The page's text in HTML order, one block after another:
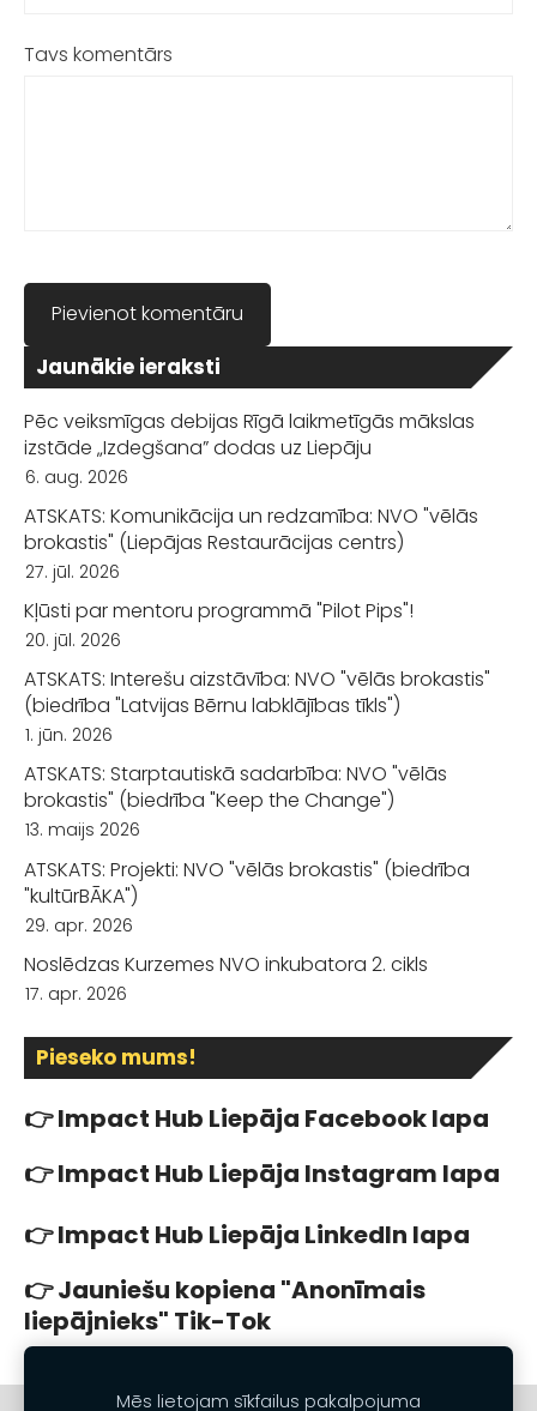
Jaunākie ieraksti
Pēc veiksmīgas debijas Rīgā laikmetīgās mākslas
izstāde „Izdegšana” dodas uz Liepāju
6. aug. 2026
ATSKATS: Komunikācija un redzamība: NVO "vēlās
brokastis" (Liepājas Restaurācijas centrs)
27. jūl. 2026
Kļūsti par mentoru programmā "Pilot Pips"!
20. jūl. 2026
ATSKATS: Interešu aizstāvība: NVO "vēlās brokastis"
(biedrība "Latvijas Bērnu labklājības tīkls")
1. jūn. 2026
ATSKATS: Starptautiskā sadarbība: NVO "vēlās
brokastis" (biedrība "Keep the Change")
13. maijs 2026
ATSKATS: Projekti: NVO "vēlās brokastis" (biedrība
"kultūrBĀKA")
29. apr. 2026
Noslēdzas Kurzemes NVO inkubatora 2. cikls
17. apr. 2026
Pieseko mums!
👉 Impact Hub Liepāja Facebook lapa
👉 Impact Hub Liepāja Instagram lapa
👉Impact Hub Liepāja LinkedIn lapa
👉Jauniešu kopiena "Anonīmais
liepājnieks" Tik-Tok
Tavs komentārs
Mēs lietojam sīkfailus pakalpojuma